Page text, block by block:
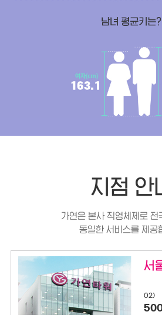
지점 안
가연은 본사 직영체제로 전
동일한 서비스를 제공
서
02)